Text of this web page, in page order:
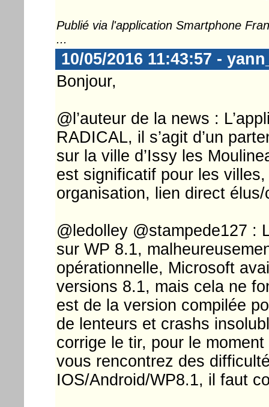
Publié via l'application Smartphone
...
10/05/2016 11:43:57 -
Bonjour,
@l’auteur de la news :
RADICAL, il s’agit d’un
sur la ville d’Issy les
est significatif pour les
organisation, lien direct
@ledolley @stampede127 :
sur WP 8.1,
opérationnelle, Microsoft
versions 8.1, mais cela ne
est de la version compilée
de lenteurs et crashs
corrige le tir, pour le
vous rencontrez des
IOS/Android/WP8.1, il faut